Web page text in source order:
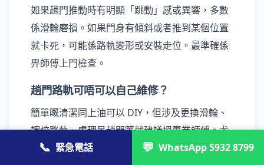
如果趟門推動時有明顯「跳動」感或異響，多數
係滑輪磨損。如果門身有傾斜或者推到某個位置
就卡死，可能係路軌變形或安裝走位。最準確係
畀師傅上門檢查。
趟門路軌可唔可以自己維修？
簡單嘅清潔同上油可以 DIY，但涉及更換滑輪、
調校路軌、處理吊趟門等就建議搵專業師傅。尤
其吊趟門如果處理不當，有機會令成隻門跌落
📞 緊急電話 💬 WhatsApp 5932 8799